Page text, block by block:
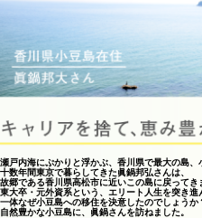
瀬戸内海にぷかりと浮かぶ、香川県で最大の島、
十数年間東京で暮らしてきた眞鍋邦弘さんは、
故郷である香川県高松市に近いこの島に戻ってき
東大卒・元外資系という、エリート人生を突き進
一体なぜ小豆島への移住を決意したのでしょうか
自然豊かな小豆島に、眞鍋さんを訪ねました。